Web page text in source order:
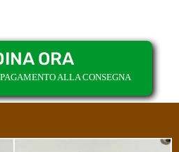
ORA
ALLA CONSEGNA